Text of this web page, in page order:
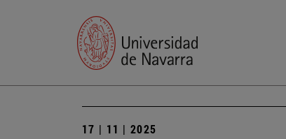
17 | 11 | 2025